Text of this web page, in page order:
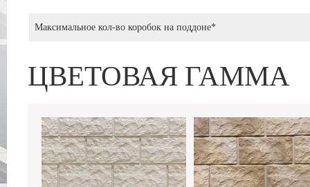
Максимальное кол-во коробок на поддоне*
ЦВЕТОВАЯ ГАММА